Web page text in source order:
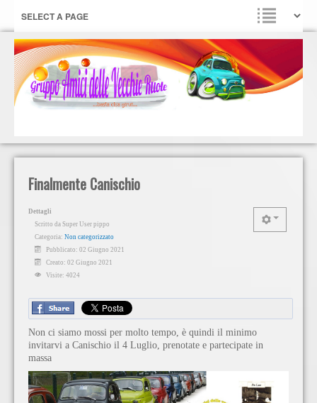
Finalmente Canischio
Dettagli
Scritto da Super User pippo
Categoria: Non categorizzato
Pubblicato: 02 Giugno 2021
Creato: 02 Giugno 2021
Visite: 4024
Non ci siamo mossi per molto tempo, è quindi il minimo
invitarvi a Canischio il 4 Luglio, prenotate e partecipate in
massa